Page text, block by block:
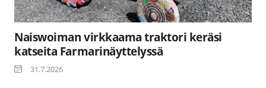
Naiswoiman virkkaama traktori keräsi
katseita Farmarinäyttelyssä
31.7.2026